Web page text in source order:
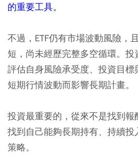
的重要工具。
不過，ETF仍有市場波動風險，
短，尚未經歷完整多空循環。
評估自身風險承受度、投資目標
短期行情波動而影響長期計畫。
投資最重要的，從來不是找到
找到自己能夠長期持有、持續
策略。